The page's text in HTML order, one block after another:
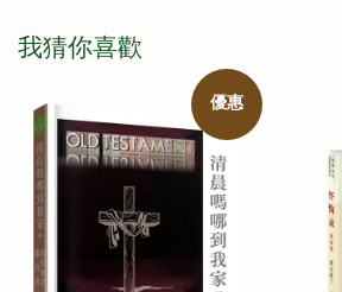
我猜你喜歡
優惠